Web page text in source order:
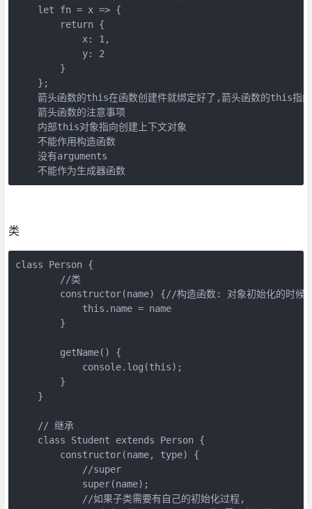
    let fn = x => {
        return {
            x: 1,
            y: 2
        }
    };
箭头函数的this在函数创建件就绑定好了,箭头函数的this指
    箭头函数的注意事项
    内部this对象指向创建上下文对象
    不能作用构造函数
    没有arguments
    不能作为生成器函数
类
class Person {
        //类
constructor(name) {//构造函数: 对象初始化的时候
            this.name = name
        }
        getName() {
            console.log(this);
        }
    }
    // 继承
    class Student extends Person {
        constructor(name, type) {
            //super
            super(name);
            //如果子类需要有自己的初始化过程,